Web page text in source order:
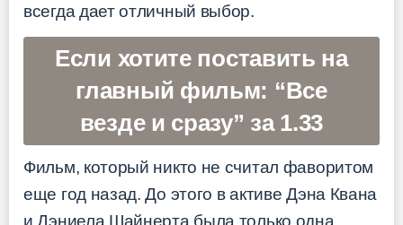
всегда дает отличный выбор.
Если хотите поставить на
главный фильм: “Все
везде и сразу” за 1.33
Фильм, который никто не считал фаворитом
еще год назад. До этого в активе Дэна Квана
и Дэниела Шайнерта была только одна